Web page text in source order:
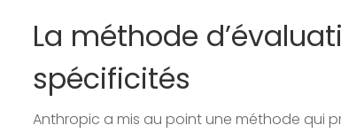
La méthode
spécificités
Anthropic a mis au point une méthode qui